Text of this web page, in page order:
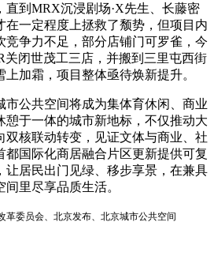
直到MRX沉浸剧场·X先生、长藤密
在一定程度上拯救了颓势，但项目内
竞争力不足，部分店铺门可罗雀，今
关闭世茂工三店，并搬到三里屯西街
加霜，项目整体亟待焕新提升。
市公共空间将成为集体育休闲、商业
憩于一体的城市新地标，不仅推动大
双核联动转变，见证文体与商业、社
都国际化商居融合片区更新提供可复
让居民出门见绿、移步享景，在兼具
里尽享品质生活。
革委员会、北京发布、北京城市公共空间